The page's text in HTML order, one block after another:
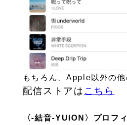
もちろん、Apple以外の
配信ストアは こちら
〈-結音-YUION〉プロフ